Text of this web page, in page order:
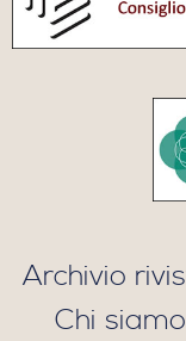
Archivio
Chi siamo